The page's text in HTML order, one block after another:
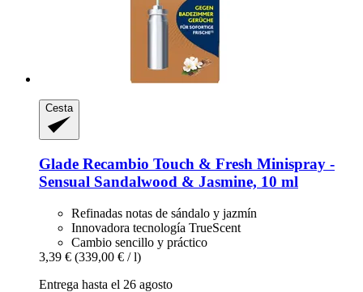
Cesta
Glade Recambio Touch & Fresh Minispray -​
Sensual Sandalwood & Jasmine, 10 ml
Refinadas notas de sándalo y jazmín
Innovadora tecnología TrueScent
Cambio sencillo y práctico
3,39 € (339,00 € / l)
Entrega hasta el 26 agosto